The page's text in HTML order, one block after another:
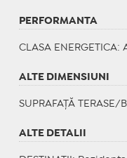
PERFORMANTA
CLASA ENERGETICA:
ALTE DIMENSIUNI
SUPRAFAȚĂ TERASE/
ALTE DETALII